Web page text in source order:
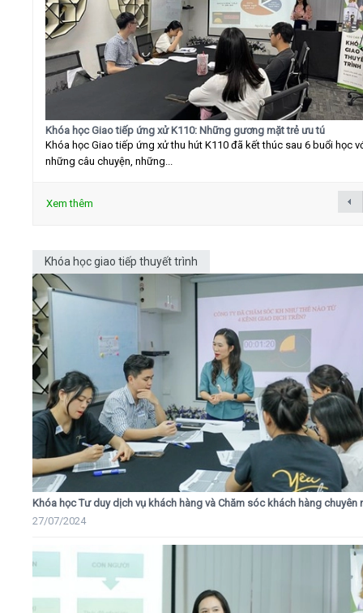
Khóa học Giao tiếp ứng xử K110: Những gương mặt trẻ ưu tú
Khóa học Giao tiếp ứng xử thu hút K110 đã kết thúc sau 6 buổi học
những câu chuyện, những...
Xem thêm
Khóa học giao tiếp thuyết trình
Khóa học Tư duy dịch vụ khách hàng và Chăm sóc khách hàng chuyên
27/07/2024